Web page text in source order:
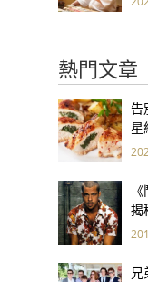
熱門文章
告
星
揭
完